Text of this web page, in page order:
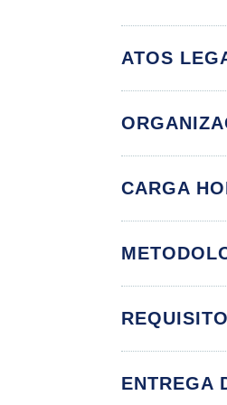
ATOS
CARGA
ENTREGA